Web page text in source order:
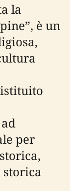
la
è un
per
storica